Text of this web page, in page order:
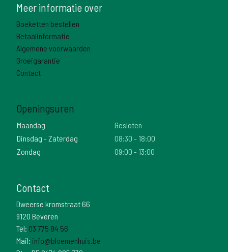
Meer informatie over
Boeketten bestellen
Betaalinformatie
Algemene voorwaarden
Groeigarantie
Contact
Openingsuren
Maandag
Gesloten
Dinsdag - Zaterdag
08:30 - 18:00
Zondag
09:00 - 13:00
Contact
Dweerse kromstraat 66
9120 Beveren
Tel: 03 775 84 56
Mail: info@bloemenhuis.be